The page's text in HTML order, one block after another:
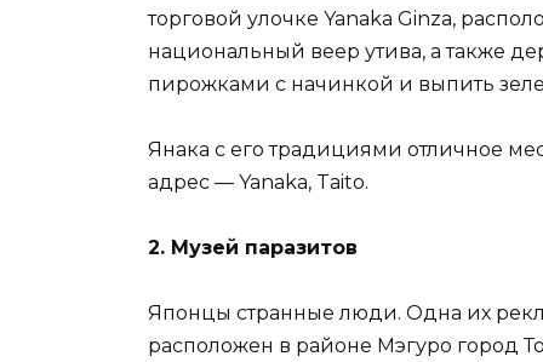
торговой улочке Yanaka Ginza,
национальный веер утива, а также
пирожками с начинкой и выпить
Янака с его традициями отличное
адрес — Yanaka, Taito.
2. Музей паразитов
Японцы странные люди. Одна их
расположен в районе Мэгуро город